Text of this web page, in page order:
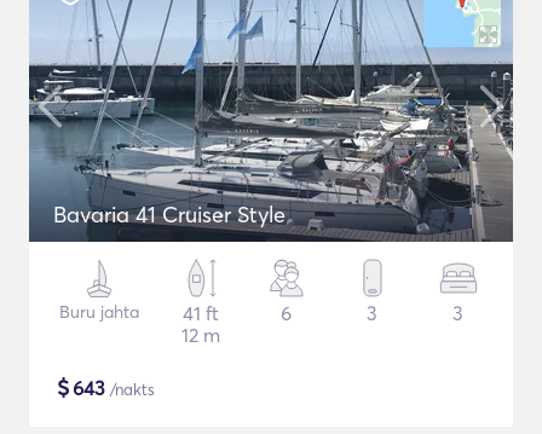
Bavaria 41 Cruiser Style
Buru jahta
41 ft
12 m
6 3 3
$643 /nakts